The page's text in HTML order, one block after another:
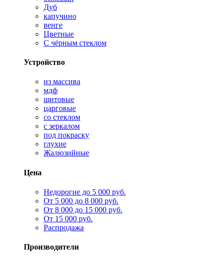
Дуб
капучино
венге
Цветные
С чёрным стеклом
Устройство
из массива
мдф
щитовые
царговые
со стеклом
с зеркалом
под покраску
глухие
Жалюзийные
Цена
Недорогие до 5 000 руб.
От 5 000 до 8 000 руб.
От 8 000 до 15 000 руб.
От 15 000 руб.
Распродажа
Производители